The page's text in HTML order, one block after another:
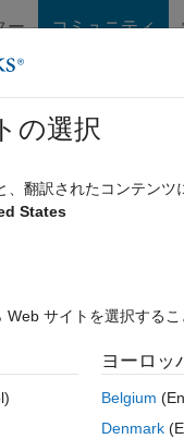
ー コミュニティ
閲覧 MATLAB に関する
の選択
、翻訳されたコンテン
States
サイトを選択するこ
ヨーロッ
Belgium
Denmark